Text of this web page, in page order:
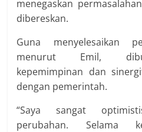
menegaskan
dibereskan.
Guna menyelesaikan
menurut Emil,
kepemimpinan dan
dengan pemerintah.
“Saya sangat
perubahan. Selama